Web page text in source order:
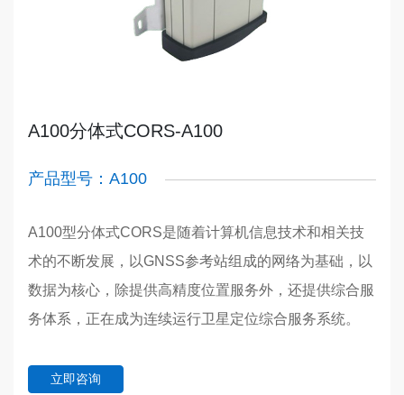
A100分体式CORS-A100
产品型号：A100
A100型分体式CORS是随着计算机信息技术和相关技
术的不断发展，以GNSS参考站组成的网络为基础，以
数据为核心，除提供高精度位置服务外，还提供综合服
务体系，正在成为连续运行卫星定位综合服务系统。
立即咨询